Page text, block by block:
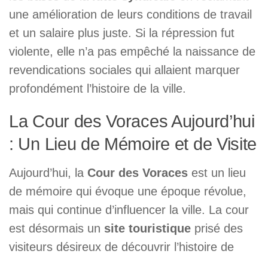
une amélioration de leurs conditions de travail
et un salaire plus juste. Si la répression fut
violente, elle n’a pas empêché la naissance de
revendications sociales qui allaient marquer
profondément l’histoire de la ville.
La Cour des Voraces Aujourd’hui
: Un Lieu de Mémoire et de Visite
Aujourd’hui, la Cour des Voraces est un lieu
de mémoire qui évoque une époque révolue,
mais qui continue d’influencer la ville. La cour
est désormais un site touristique prisé des
visiteurs désireux de découvrir l’histoire de